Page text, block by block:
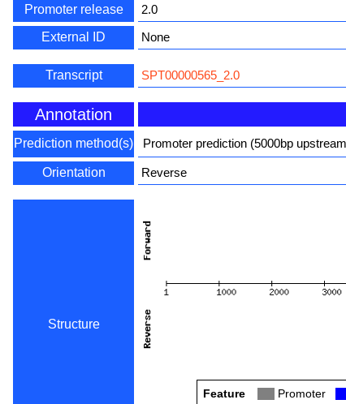
Promoter release
2.0
External ID
None
Transcript SPT00000565_2.0
Annotation
Prediction method(s) Promoter prediction (5000bp
Orientation Reverse
Structure
Feature Promoter